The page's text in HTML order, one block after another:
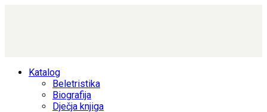
Katalog
Beletristika
Biografija
Dječja knjiga